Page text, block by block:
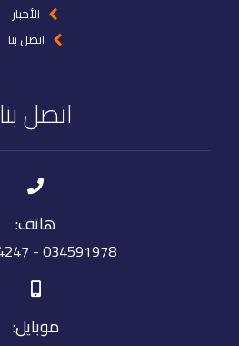
الأخبار
اتصل بنا
اتصل بنا
هاتف:
034591978 - 034624247
موبايل: